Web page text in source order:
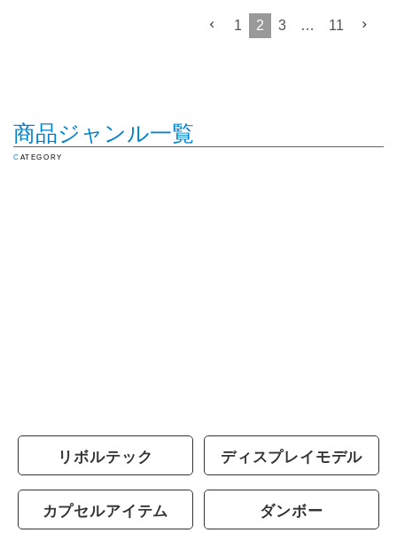
1 2 3 … 11
商品ジャンル一覧
CATEGORY
リボルテック ディスプレイモデル
カプセルアイテム ダンボー